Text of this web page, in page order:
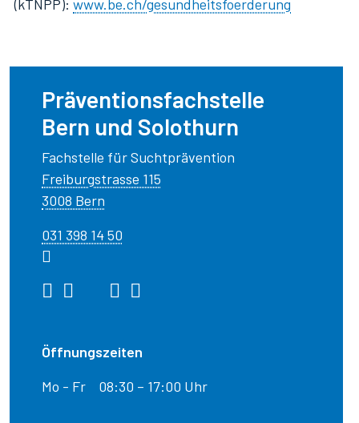
(kTNPP): www.be.ch/gesundheitsfoerderung
Präventionsfachstelle
Bern und Solothurn
Fachstelle für Suchtprävention
Freiburgstrasse 115
3008 Bern
031 398 14 50
Öffnungszeiten
Mo - Fr 08:30 – 17:00 Uhr